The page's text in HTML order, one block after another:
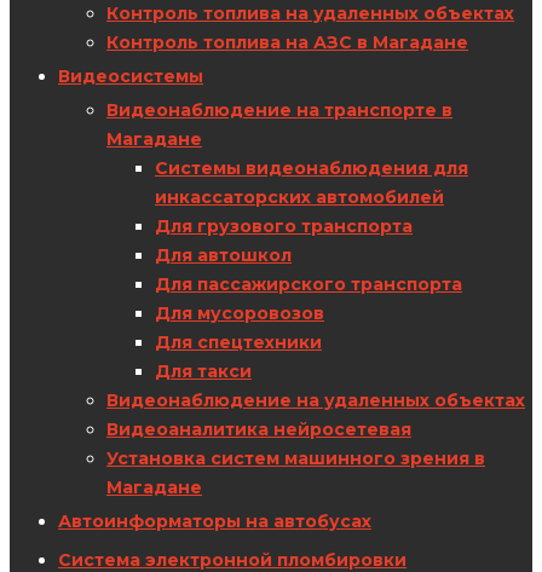
Контроль топлива на удаленных объектах
Контроль топлива на АЗС в Магадане
Видеосистемы
Видеонаблюдение на транспорте в
Магадане
Системы видеонаблюдения для
инкассаторских автомобилей
Для грузового транспорта
Для автошкол
Для пассажирского транспорта
Для мусоровозов
Для спецтехники
Для такси
Видеонаблюдение на удаленных объектах
Видеоаналитика нейросетевая
Установка систем машинного зрения в
Магадане
Автоинформаторы на автобусах
Система электронной пломбировки